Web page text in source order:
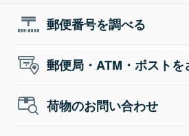
郵便番号を調べる
郵便局・ATM・ポストを
荷物のお問い合わせ